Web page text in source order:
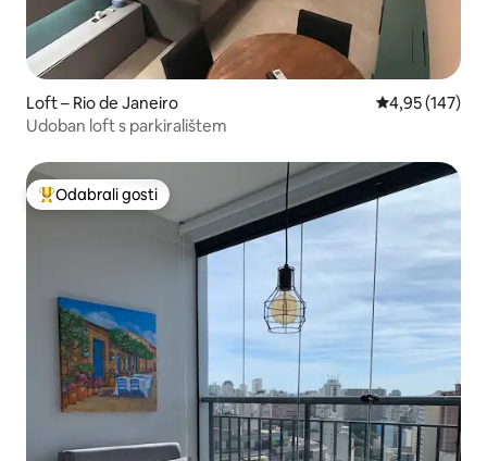
Loft – Rio de Janeiro Prosječna
4,95 (147)
Udoban loft s parkiralištem
Među najviše rangiranima s oznakom „Odabrali gosti”
Odabrali gosti